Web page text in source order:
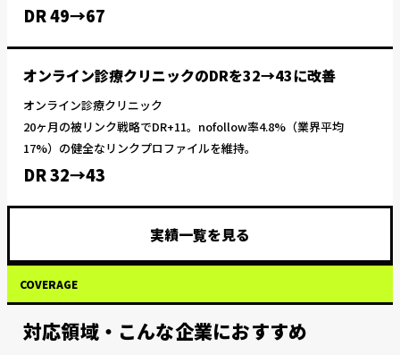
DR 49→67
オンライン診療クリニックのDRを32→43に改善
オンライン診療クリニック
20ヶ月の被リンク戦略でDR+11。nofollow率4.8%（業界平均
17%）の健全なリンクプロファイルを維持。
DR 32→43
実績一覧を見る
COVERAGE
対応領域・こんな企業におすすめ